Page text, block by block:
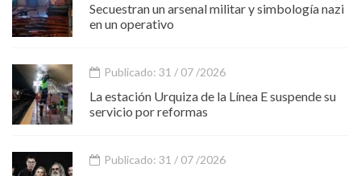
Secuestran un arsenal militar y simbología nazi
en un operativo
Publicado: 31 / 07 /2026
La estación Urquiza de la Línea E suspende su
servicio por reformas
Publicado: 31 / 07 /2026